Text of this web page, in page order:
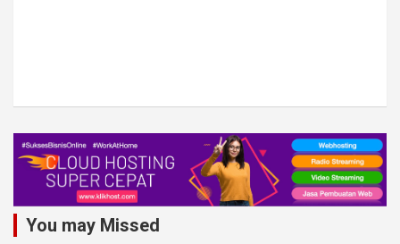
You may Missed